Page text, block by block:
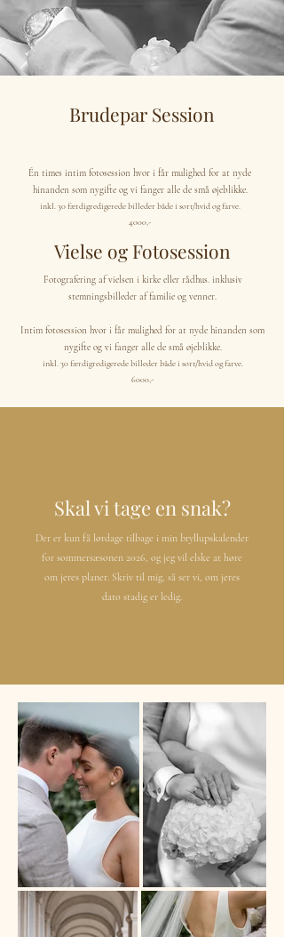
Brudepar Session
Én times intim fotosession hvor i får mulighed for at nyde
hinanden som nygifte og vi fanger alle de små øjeblikke.
inkl. 30 færdigredigerede billeder både i sort/hvid og farve.​
4000,-
Vielse og Fotosession
Fotografering af vielsen i kirke eller rådhus. inklusiv
stemningsbilleder af familie og venner.
Intim fotosession hvor i får mulighed for at nyde hinanden som
nygifte og vi fanger alle de små øjeblikke.
inkl. 30 færdigredigerede billeder både i sort/hvid og farve.​
6000,-
Skal vi tage en snak?
Der er kun få lørdage tilbage i min bryllupskalender
for sommersæsonen 2026, og jeg vil elske at høre
om jeres planer. Skriv til mig, så ser vi, om jeres
dato stadig er ledig.